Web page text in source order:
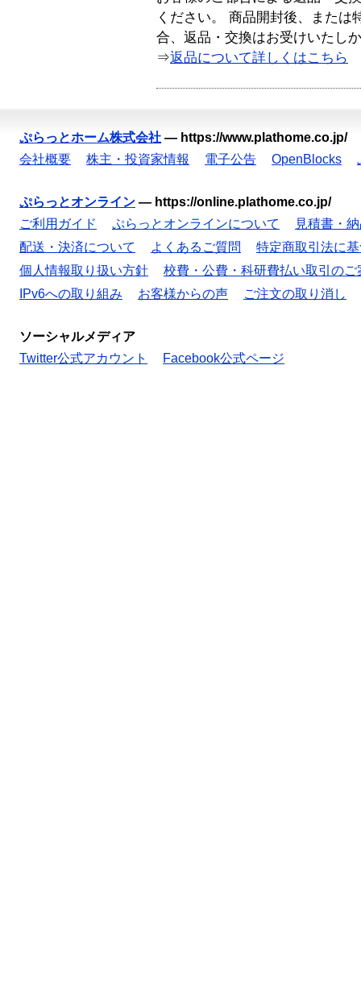
ください。 商品開封後、または
合、返品・交換はお受けいたし
⇒返品について詳しくはこちら
ぷらっとホーム株式会社 — https://www.plathome.co.jp/
会社概要
株主・投資家情報 電子公告 OpenBlocks
ぷらっとオンライン — https://online.plathome.co.jp/
ご利用ガイド
ぷらっとオンラインについて
見積書・
配送・決済について
よくあるご質問
特定商取引法に
個人情報取り扱い方針
校費・公費・科研費払い取引のご
IPv6への取り組み
お客様からの声 ご注文の取り消し
ソーシャルメディア
Twitter公式アカウント
Facebook公式ページ